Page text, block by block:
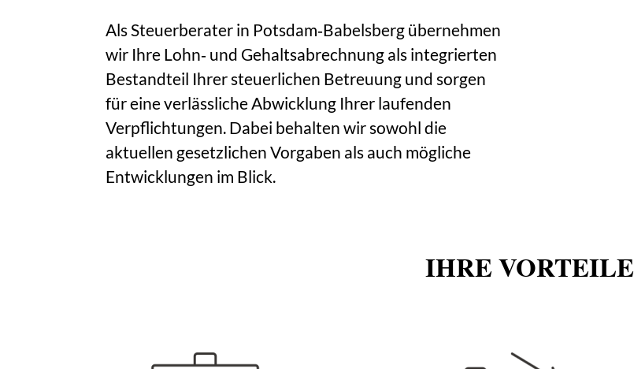
Als Steuerberater in Potsdam‑Babelsberg übernehmen
wir Ihre Lohn‑ und Gehaltsabrechnung als integrierten
Bestandteil Ihrer steuerlichen Betreuung und sorgen
für eine verlässliche Abwicklung Ihrer laufenden
Verpflichtungen. Dabei behalten wir sowohl die
aktuellen gesetzlichen Vorgaben als auch mögliche
Entwicklungen im Blick.
IHRE VORTEILE